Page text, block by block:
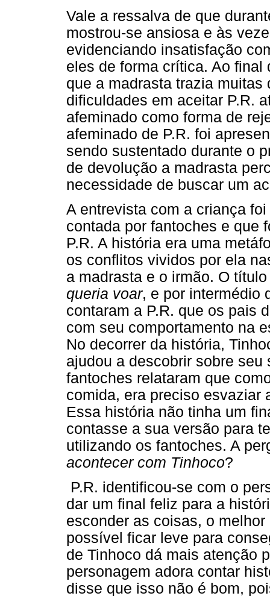
Vale a ressalva de que
mostrou-se ansiosa e às
evidenciando insatisfação
eles de forma crítica. Ao final
que a madrasta trazia
dificuldades em aceitar P.R.
afeminado como forma de
afeminado de P.R. foi
sendo sustentado durante o
de devolução a madrasta
necessidade de buscar um
A entrevista com a criança
contada por fantoches e que
P.R. A história era uma
os conflitos vividos por ela
a madrasta e o irmão. O
queria voar, e por intermédio
contaram a P.R. que os pais
com seu comportamento na
No decorrer da história,
ajudou a descobrir sobre seu
fantoches relataram que
comida, era preciso esvaziar
Essa história não tinha um
contasse a sua versão para
utilizando os fantoches. A
acontecer com Tinhoco?
P.R. identificou-se com o
dar um final feliz para a
esconder as coisas, o
possível ficar leve para
de Tinhoco dá mais atenção
personagem adora contar
disse que isso não é bom,